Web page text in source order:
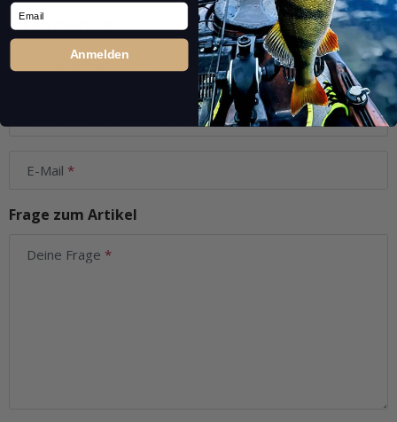
Kundenservice
Vorname- optionale Angabe
- optionale Angabe
E-Mail
Frage zum Artikel
Deine Frage
Email
Anmelden